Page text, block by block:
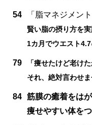
54 「脂マネジメン
賢い脂の摂り方を実
1カ月でウエスト4.7
79
「痩せたけど老けた
それ、絶対言わせま
84 筋膜の癒着をはが
痩せやすい体をつ